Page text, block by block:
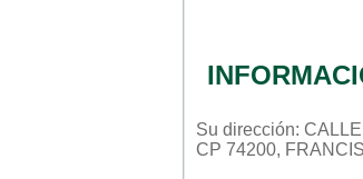
Su dirección:
CP 74200,